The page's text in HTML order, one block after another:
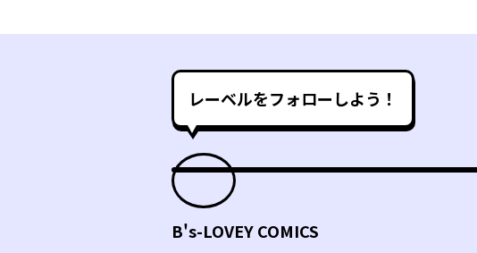
レーベルをフォローしよう！
B's-LOVEY COMICS